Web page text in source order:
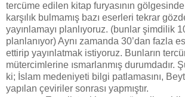
tercüme edilen kitap furyasının
karşılık bulmamış bazı eserleri tekrar
yayınlamayı planlıyoruz. (bunlar şimdilik
planlanıyor) Aynı zamanda 30’dan fazla
ettirip yayınlatmak istiyoruz. Bunların
mütercimlerine ısmarlanmış durumdadır.
ki; İslam medeniyeti bilgi patlamasını,
yapılan çeviriler sonrası yapmıştır.